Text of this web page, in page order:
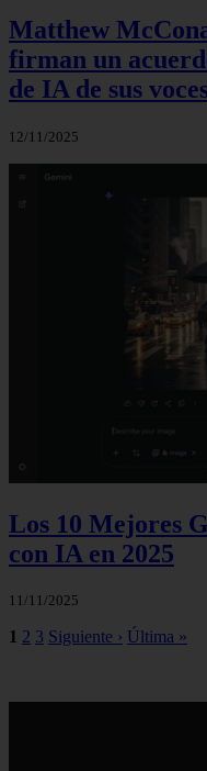
Matthew
firman un
de IA de sus
12/11/2025
Los 10 Mejores
con IA en 2025
11/11/2025
1 2 3 Siguiente › Última »